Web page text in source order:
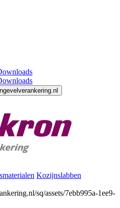
Kozijnslabben